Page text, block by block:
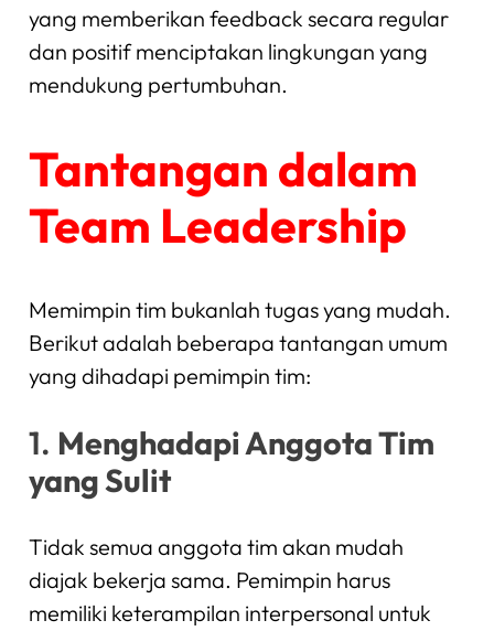
yang memberikan feedback secara regular
dan positif menciptakan lingkungan yang
mendukung pertumbuhan.
Tantangan dalam
Team Leadership
Memimpin tim bukanlah tugas yang mudah.
Berikut adalah beberapa tantangan umum
yang dihadapi pemimpin tim:
1. Menghadapi Anggota Tim
yang Sulit
Tidak semua anggota tim akan mudah
diajak bekerja sama. Pemimpin harus
memiliki keterampilan interpersonal untuk